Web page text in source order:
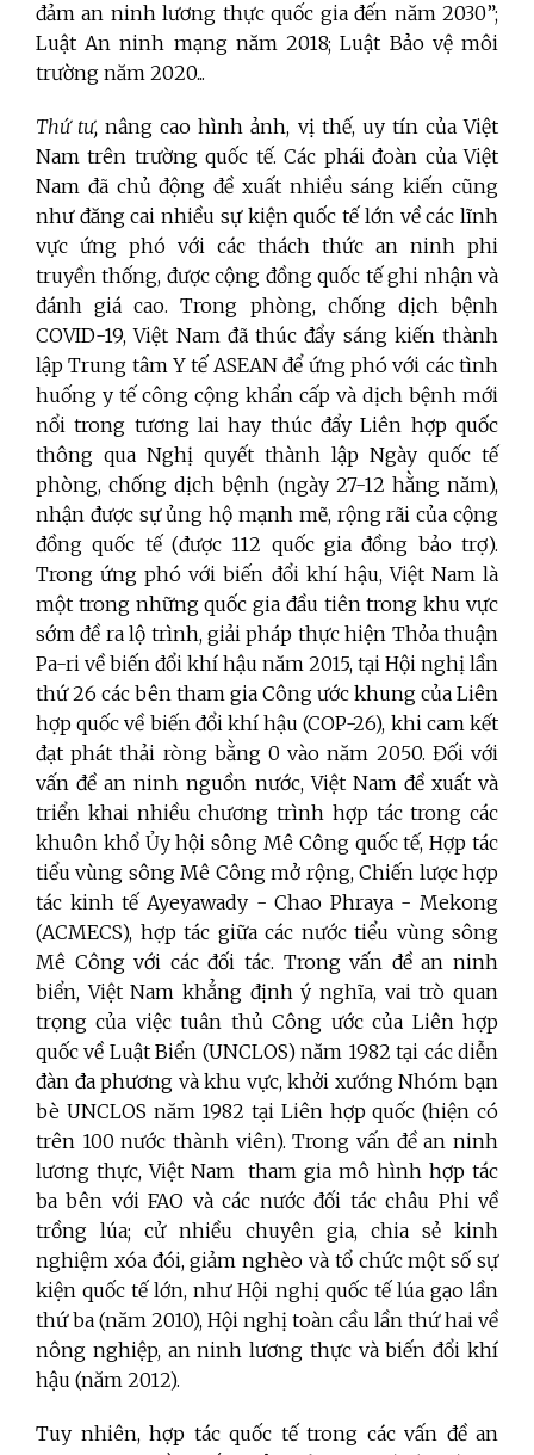
đảm an ninh lương thực quốc gia đến năm 2030”;
Luật An ninh mạng năm 2018; Luật Bảo vệ môi
trường năm 2020...
Thứ tư, nâng cao hình ảnh, vị thế, uy tín của Việt
Nam trên trường quốc tế. Các phái đoàn của Việt
Nam đã chủ động đề xuất nhiều sáng kiến cũng
như đăng cai nhiều sự kiện quốc tế lớn về các lĩnh
vực ứng phó với các thách thức an ninh phi
truyền thống, được cộng đồng quốc tế ghi nhận và
đánh giá cao. Trong phòng, chống dịch bệnh
COVID-19, Việt Nam đã thúc đẩy sáng kiến thành
lập Trung tâm Y tế ASEAN để ứng phó với các tình
huống y tế công cộng khẩn cấp và dịch bệnh mới
nổi trong tương lai hay thúc đẩy Liên hợp quốc
thông qua Nghị quyết thành lập Ngày quốc tế
phòng, chống dịch bệnh (ngày 27-12 hằng năm),
nhận được sự ủng hộ mạnh mẽ, rộng rãi của cộng
đồng quốc tế (được 112 quốc gia đồng bảo trợ).
Trong ứng phó với biến đổi khí hậu, Việt Nam là
một trong những quốc gia đầu tiên trong khu vực
sớm đề ra lộ trình, giải pháp thực hiện Thỏa thuận
Pa-ri về biến đổi khí hậu năm 2015, tại Hội nghị lần
thứ 26 các bên tham gia Công ước khung của Liên
hợp quốc về biến đổi khí hậu (COP-26), khi cam kết
đạt phát thải ròng bằng 0 vào năm 2050. Đối với
vấn đề an ninh nguồn nước, Việt Nam đề xuất và
triển khai nhiều chương trình hợp tác trong các
khuôn khổ Ủy hội sông Mê Công quốc tế, Hợp tác
tiểu vùng sông Mê Công mở rộng, Chiến lược hợp
tác kinh tế Ayeyawady - Chao Phraya - Mekong
(ACMECS), hợp tác giữa các nước tiểu vùng sông
Mê Công với các đối tác. Trong vấn đề an ninh
biển, Việt Nam khẳng định ý nghĩa, vai trò quan
trọng của việc tuân thủ Công ước của Liên hợp
quốc về Luật Biển (UNCLOS) năm 1982 tại các diễn
đàn đa phương và khu vực, khởi xướng Nhóm bạn
bè UNCLOS năm 1982 tại Liên hợp quốc (hiện có
trên 100 nước thành viên). Trong vấn đề an ninh
lương thực, Việt Nam tham gia mô hình hợp tác
ba bên với FAO và các nước đối tác châu Phi về
trồng lúa; cử nhiều chuyên gia, chia sẻ kinh
nghiệm xóa đói, giảm nghèo và tổ chức một số sự
kiện quốc tế lớn, như Hội nghị quốc tế lúa gạo lần
thứ ba (năm 2010), Hội nghị toàn cầu lần thứ hai về
nông nghiệp, an ninh lương thực và biến đổi khí
hậu (năm 2012).
Tuy nhiên, hợp tác quốc tế trong các vấn đề an